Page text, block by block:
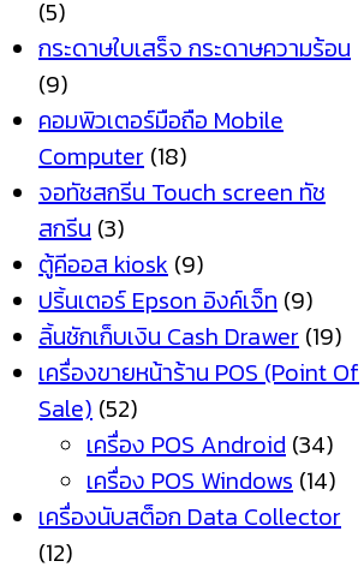
(5)
กระดาษใบเสร็จ กระดาษความร้อน
(9)
คอมพิวเตอร์มือถือ Mobile
Computer (18)
จอทัชสกรีน Touch screen ทัช
สกรีน (3)
ตู้คีออส kiosk (9)
ปริ้นเตอร์ Epson อิงค์เจ็ท (9)
ลิ้นชักเก็บเงิน Cash Drawer (19)
เครื่องขายหน้าร้าน POS (Point Of
Sale) (52)
เครื่อง POS Android (34)
เครื่อง POS Windows (14)
เครื่องนับสต็อก Data Collector
(12)